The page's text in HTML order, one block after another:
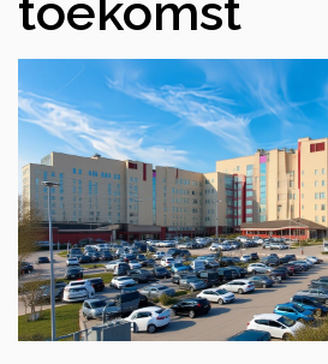
toekomst